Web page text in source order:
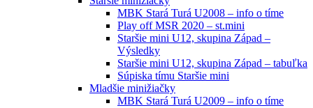
MBK Stará Turá U2008 – info o tíme
Play off MSR 2020 – st.mini
Staršie mini U12, skupina Západ –
Výsledky
Staršie mini U12, skupina Západ – tabuľka
Súpiska tímu Staršie mini
Mladšie minižiačky
MBK Stará Turá U2009 – info o tíme